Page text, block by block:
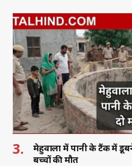
at
s
A
p
p
c
e
b
o
o
k
k
e
dI
n
मेहुवाला में पानी के टैंक में
बच्चों की मौत